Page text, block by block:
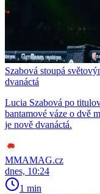
Szabová stoupá
dvanáctá
Lucia Szabová po
bantamové váze o dvě
je nově dvanáctá.
MMAMAG.cz
dnes, 10:24
1 min